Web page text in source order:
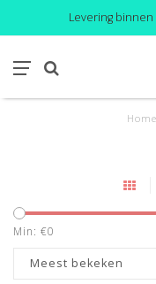
Levering
Home
Min: €0
Meest bekeken